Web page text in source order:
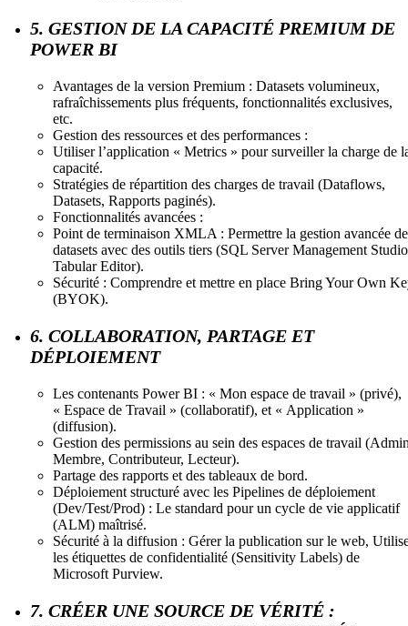
5. GESTION DE LA CAPACITÉ PREMIUM DE
POWER BI
Avantages de la version Premium : Datasets volumineux,
rafraîchissements plus fréquents, fonctionnalités exclusives,
etc.
Gestion des ressources et des performances :
Utiliser l’application « Metrics » pour surveiller la charge de
capacité.
Stratégies de répartition des charges de travail (Dataflows,
Datasets, Rapports paginés).
Fonctionnalités avancées :
Point de terminaison XMLA : Permettre la gestion avancée
datasets avec des outils tiers (SQL Server Management
Tabular Editor).
Sécurité : Comprendre et mettre en place Bring Your Own
(BYOK).
6. COLLABORATION, PARTAGE ET
DÉPLOIEMENT
Les contenants Power BI : « Mon espace de travail » (privé),
« Espace de Travail » (collaboratif), et « Application »
(diffusion).
Gestion des permissions au sein des espaces de travail
Membre, Contributeur, Lecteur).
Partage des rapports et des tableaux de bord.
Déploiement structuré avec les Pipelines de déploiement
(Dev/Test/Prod) : Le standard pour un cycle de vie applicatif
(ALM) maîtrisé.
Sécurité à la diffusion : Gérer la publication sur le web,
les étiquettes de confidentialité (Sensitivity Labels) de
Microsoft Purview.
7. CRÉER UNE SOURCE DE VÉRITÉ :